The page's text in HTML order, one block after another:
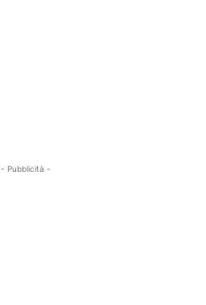
- Pubblicità -